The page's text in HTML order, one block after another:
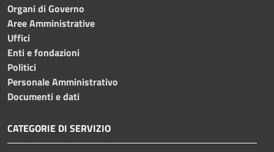
Organi di Governo
Aree Amministrative
Uffici
Enti e fondazioni
Politici
Personale Amministrativo
Documenti e dati
CATEGORIE DI SERVIZIO